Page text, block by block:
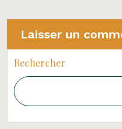
Rechercher